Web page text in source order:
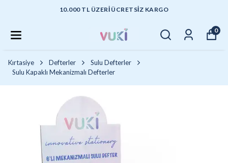
10.000 TL ÜZERI ÜCRETSIZ KARGO
0
Kırtasiye Defterler
Sulu Defterler
Sulu Kapaklı Mekanizmalı Defterler